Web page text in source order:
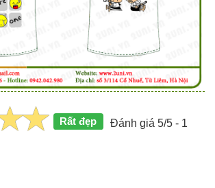
Rất đẹp Đánh giá 5/5 - 1